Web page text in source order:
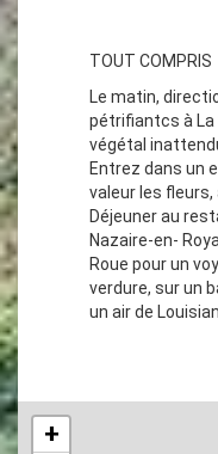
TOUT COMPRIS
Le matin,
pétrifiantcs à La
végétal
Entrez dans un
valeur les
Déjeuner au
Nazaire-en-
Roue pour un
verdure, sur un
un air de
+